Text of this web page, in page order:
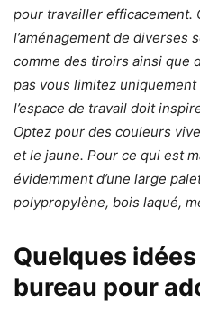
pour travailler efficacement.
l’aménagement de diverses
comme des tiroirs ainsi que
pas vous limitez
l’espace de travail doit
Optez pour des couleurs
et le jaune. Pour ce qui est
évidemment d’une large
polypropylène, bois laqué,
Quelques
bureau pour